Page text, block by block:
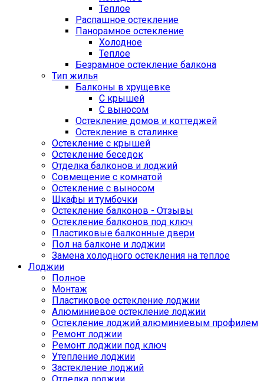
Теплое
Распашное остекление
Панорамное остекление
Холодное
Теплое
Безрамное остекление балкона
Тип жилья
Балконы в хрущевке
С крышей
С выносом
Остекление домов и коттеджей
Остекление в сталинке
Остекление с крышей
Остекление беседок
Отделка балконов и лоджий
Совмещение с комнатой
Остекление с выносом
Шкафы и тумбочки
Остекление балконов - Отзывы
Остекление балконов под ключ
Пластиковые балконные двери
Пол на балконе и лоджии
Замена холодного остекления на теплое
Лоджии
Полное
Монтаж
Пластиковое остекление лоджии
Алюминиевое остекление лоджии
Остекление лоджий алюминиевым профилем
Ремонт лоджии
Ремонт лоджии под ключ
Утепление лоджии
Застекление лоджий